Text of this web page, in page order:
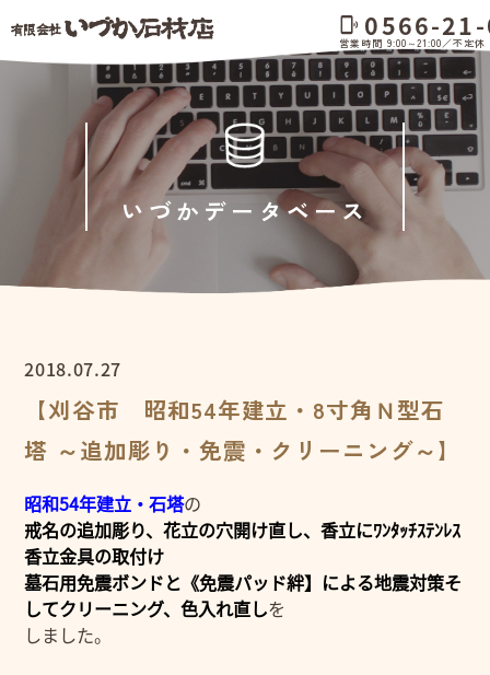
いづかデータベース
2018.07.27
【刈谷市 昭和54年建立・8寸角Ｎ型石
塔 ～追加彫り・免震・クリーニング～】
昭和54年建立・石塔の
戒名の追加彫り、花立の穴開け直し、香立にﾜﾝﾀｯﾁｽﾃﾝﾚｽ
香立金具の取付け
墓石用免震ボンドと《免震パッド絆】による地震対策そ
してクリーニング、色入れ直しを
しました。
phonelink_ring 0566-
営業時間 9:00～21:00／不定休